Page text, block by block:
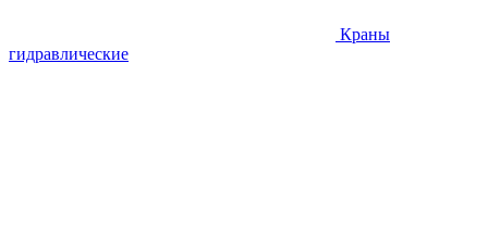
Краны
гидравлические